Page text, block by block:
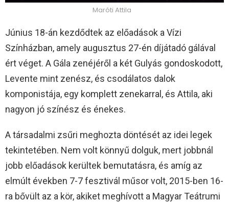
Maróti Attila
Június 18-án kezdődtek az előadások a Vízi
Színházban, amely augusztus 27-én díjátadó gálával
ért véget. A Gála zenéjéről a két Gulyás gondoskodott,
Levente mint zenész, és csodálatos dalok
komponistája, egy komplett zenekarral, és Attila, aki
nagyon jó színész és énekes.
A társadalmi zsűri meghozta döntését az idei legek
tekintetében. Nem volt könnyű dolguk, mert jobbnál
jobb előadások kerültek bemutatásra, és amíg az
elmúlt években 7-7 fesztivál műsor volt, 2015-ben 16-
ra bővült az a kör, akiket meghívott a Magyar Teátrumi